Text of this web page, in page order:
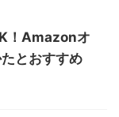
！Amazonオ
とおすすめ